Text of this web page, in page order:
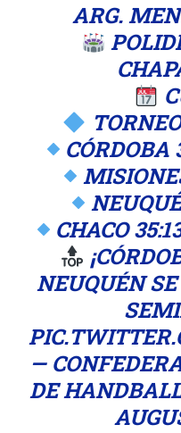
ARG.
CÓRDOBA
CHACO
NEUQUÉN
—
DE